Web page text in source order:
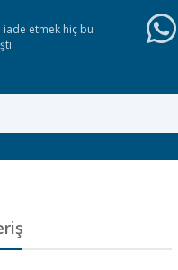
iade etmek hiç bu